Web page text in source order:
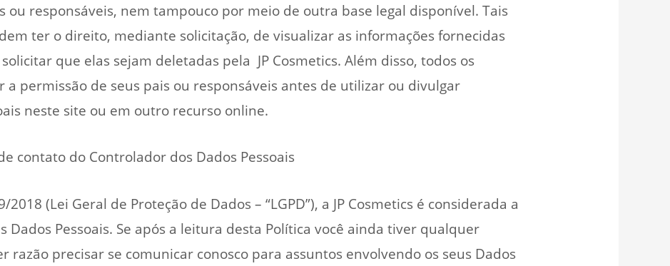
ou responsáveis, nem tampouco por meio de outra base legal disponível. Tais
ter o direito, mediante solicitação, de visualizar as informações fornecidas
que elas sejam deletadas pela JP Cosmetics. Além disso, todos os
a permissão de seus pais ou responsáveis antes de utilizar ou divulgar
neste site ou em outro recurso online.
contato do Controlador dos Dados Pessoais
2018 (Lei Geral de Proteção de Dados – “LGPD”), a JP Cosmetics é considerada a
Dados Pessoais. Se após a leitura desta Política você ainda tiver qualquer
razão precisar se comunicar conosco para assuntos envolvendo os seus Dados